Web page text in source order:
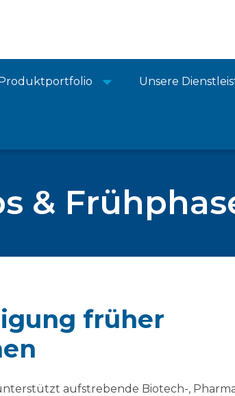
Unsere
&
früher
aufstrebende Biotech-,